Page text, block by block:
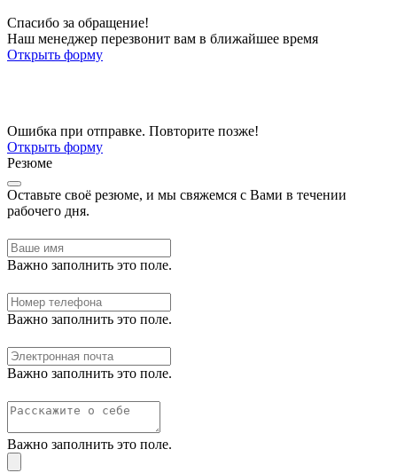
Спасибо за обращение!
Наш менеджер перезвонит вам в ближайшее время
Открыть форму
Ошибка при отправке. Повторите позже!
Открыть форму
Резюме
Оставьте своё резюме, и мы свяжемся с Вами в течении
рабочего дня.
Важно заполнить это поле.
Важно заполнить это поле.
Важно заполнить это поле.
Важно заполнить это поле.